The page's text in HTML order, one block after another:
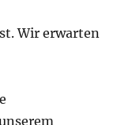
Wir erwarten